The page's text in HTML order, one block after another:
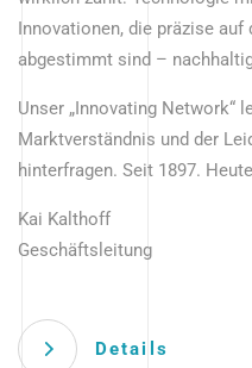
Innovationen, die präzise auf
abgestimmt sind –
Unser „Innovating Network“
Marktverständnis und der
hinterfragen. Seit 1897.
Kai Kalthoff
Geschäftsleitung
Details